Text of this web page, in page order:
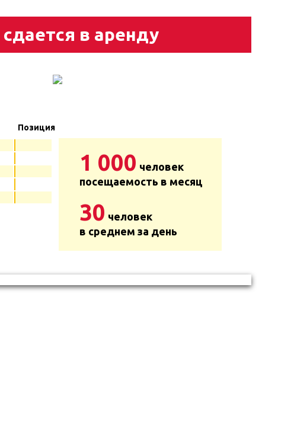
в аренду
Позиция
1 000 человек
посещаемость в месяц
30 человек
в среднем за день